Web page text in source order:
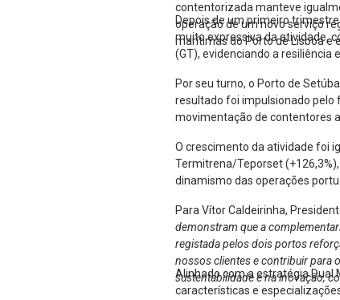
contentorizada manteve
operação de um novo serviço
marítimas do Porto de Lisboa e
Depois de um primeiro
muito expressiva da atividade,
(GT), evidenciando a resiliência
Por seu turno, o Porto de
resultado foi impulsionado pelo
movimentação de contentores
O crescimento da atividade foi
Termitrena/Teporset
dinamismo das operações
Para Vítor Caldeirinha,
demonstram que a
registada pelos dois portos
nossos clientes e contribuir para
sustentabilidade e na inovação,
Alinhado com a estratégia Dual
características e